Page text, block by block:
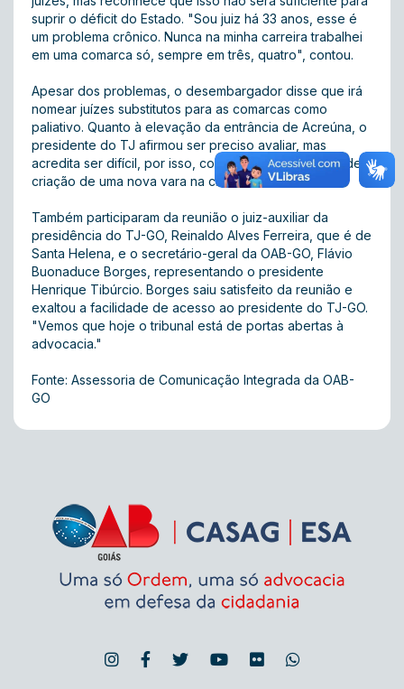
suprir o déficit do Estado. "Sou juiz há 33 anos, esse é
um problema crônico. Nunca na minha carreira trabalhei
em uma comarca só, sempre em três, quatro", contou.
Apesar dos problemas, o desembargador disse que irá
nomear juízes substitutos para as comarcas como
paliativo. Quanto à elevação da entrância de Acreúna, o
presidente do TJ afirmou ser preciso avaliar, mas
acredita ser difícil, por isso, colocou a possibilidade de
criação de uma nova vara na cidade.
Também participaram da reunião o juiz-auxiliar da
presidência do TJ-GO, Reinaldo Alves Ferreira, que é de
Santa Helena, e o secretário-geral da OAB-GO, Flávio
Buonaduce Borges, representando o presidente
Henrique Tibúrcio. Borges saiu satisfeito da reunião e
exaltou a facilidade de acesso ao presidente do TJ-GO.
"Vemos que hoje o tribunal está de portas abertas à
advocacia."
Fonte: Assessoria de Comunicação Integrada da OAB-
GO